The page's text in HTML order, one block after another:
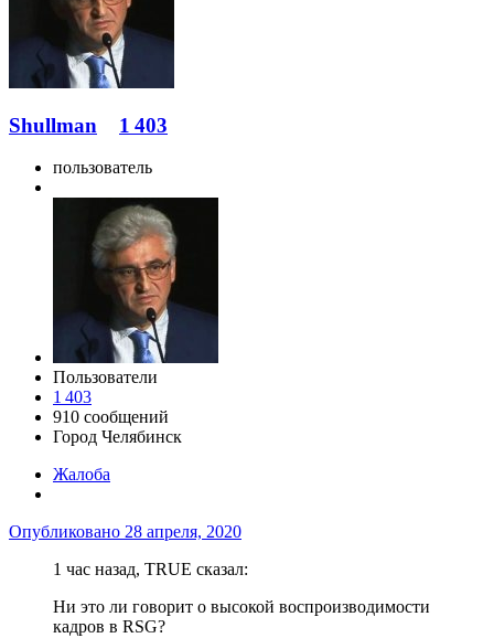
Shullman 1 403
пользователь
Пользователи
1 403
910 сообщений
Город Челябинск
Жалоба
Опубликовано 28 апреля, 2020
1 час назад, TRUE сказал:
Ни это ли говорит о высокой воспроизводимости
кадров в RSG?